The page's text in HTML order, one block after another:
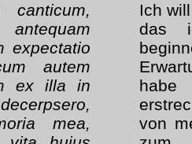
expectatio
autem
ex illa in
mea,
Ich
das
von